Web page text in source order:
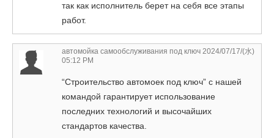
так как исполнитель берет на себя все этапы
работ.
автомойка самообслуживания под ключ 2024/07/17/(水)
05:12 PM
“Строительство автомоек под ключ” с нашей
командой гарантирует использование
последних технологий и высочайших
стандартов качества.